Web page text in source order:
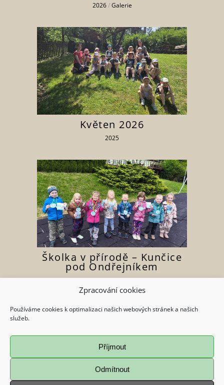
Zpracování cookies
Používáme cookies k optimalizaci našich webových stránek a našich
služeb.
Příjmout
Odmítnout
2026/Galerie
Květen 2026
2025
Školka v přírodě – Kunčice
pod Ondřejníkem
2025/Nezařazené
Zobrazit více